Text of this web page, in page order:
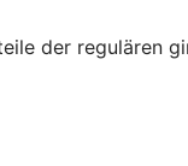
der regulären